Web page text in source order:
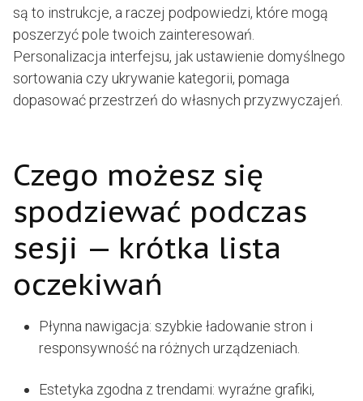
są to instrukcje, a raczej podpowiedzi, które mogą
poszerzyć pole twoich zainteresowań.
Personalizacja interfejsu, jak ustawienie domyślnego
sortowania czy ukrywanie kategorii, pomaga
dopasować przestrzeń do własnych przyzwyczajeń.
Czego możesz się
spodziewać podczas
sesji — krótka lista
oczekiwań
Płynna nawigacja: szybkie ładowanie stron i
responsywność na różnych urządzeniach.
Estetyka zgodna z trendami: wyraźne grafiki,